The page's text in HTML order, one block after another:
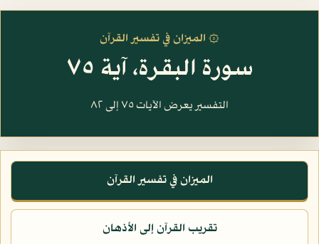
۞ الميزان في تفسير القرآن
سورة البقرة، آية ٧٥
التفسير يعرض الآيات ٧٥ إلى ٨٢
الميزان في تفسير القرآن
تقريب القرآن إلى الأذهان